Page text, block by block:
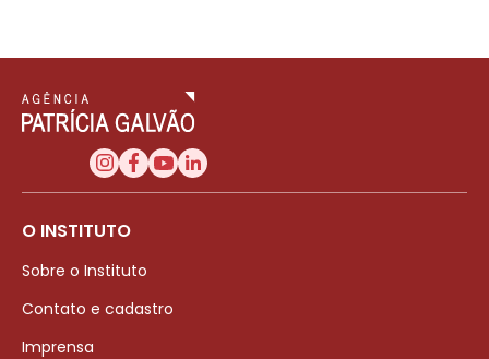
O INSTITUTO
Sobre o Instituto
Contato e cadastro
Imprensa